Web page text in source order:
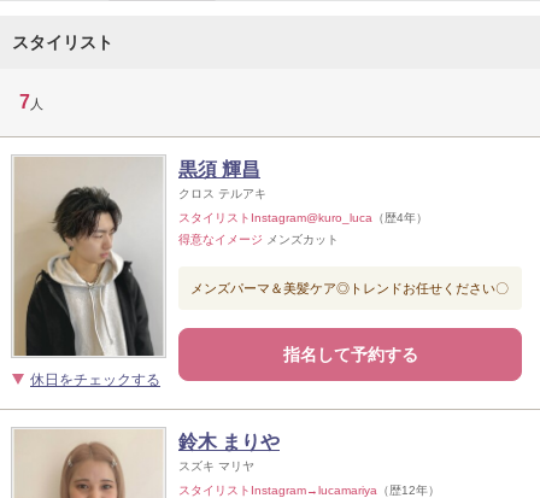
スタイリスト
7 人
休日をチェックする
黒須 輝昌
クロス テルアキ
スタイリストInstagram@kuro_luca （歴4年）
得意なイメージ メンズカット
メンズパーマ＆美髪ケア◎トレンドお任せください〇
指名して予約する
鈴木 まりや
スズキ マリヤ
スタイリストInstagram→lucamariya （歴12年）